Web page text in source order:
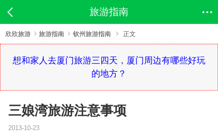
旅游指南
欣欣旅游 旅游指南 钦州旅游指南 正文
想和家人去厦门旅游三四天，厦门周边有哪些好玩
的地方？
三娘湾旅游注意事项
2013-10-23